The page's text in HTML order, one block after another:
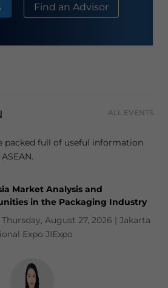
Find an Advisor
ALL EVENTS
packed full of useful information
Market Analysis and
in the Packaging Industry
August 27, 2026 | Jakarta
Expo JIExpo